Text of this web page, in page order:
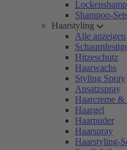
Shampoo-
Haarstyling
Alle anzeigen
Hitzeschutz
Haarwachs
Styling Spray
Ansatzspray
Haarcreme
Haargel
Haarpuder
Haarspray
Haarstyling-